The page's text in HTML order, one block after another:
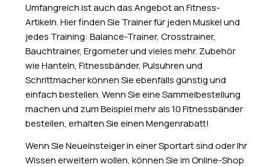
Umfangreich ist auch das Angebot an Fitness-
Artikeln. Hier finden Sie Trainer für jeden Muskel und
jedes Training: Balance-Trainer, Crosstrainer,
Bauchtrainer, Ergometer und vieles mehr. Zubehör
wie Hanteln, Fitnessbänder, Pulsuhren und
Schrittmacher können Sie ebenfalls günstig und
einfach bestellen. Wenn Sie eine Sammelbestellung
machen und zum Beispiel mehr als 10 Fitnessbänder
bestellen, erhalten Sie einen Mengenrabatt!
Wenn Sie Neueinsteiger in einer Sportart sind oder Ihr
Wissen erweitern wollen, können Sie im Online-Shop